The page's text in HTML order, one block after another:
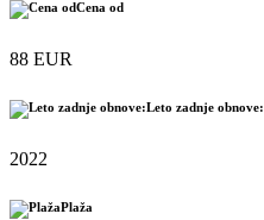
Cena od
88 EUR
Leto zadnje obnove:
2022
Plaža